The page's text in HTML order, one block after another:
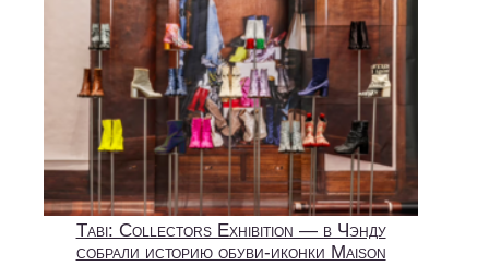
Tabi: Collectors Exhibition — в Чэнду
собрали историю обуви-иконки Maison